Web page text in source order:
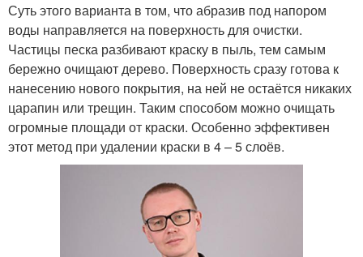
Суть этого варианта в том, что абразив под напором
воды направляется на поверхность для очистки.
Частицы песка разбивают краску в пыль, тем самым
бережно очищают дерево. Поверхность сразу готова к
нанесению нового покрытия, на ней не остаётся никаких
царапин или трещин. Таким способом можно очищать
огромные площади от краски. Особенно эффективен
этот метод при удалении краски в 4 – 5 слоёв.